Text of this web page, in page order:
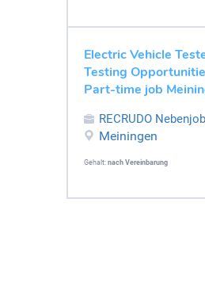
Electric Vehicle
Testing
Part-time job
RECRUDO
Meiningen
Gehalt: nach Vereinbarung